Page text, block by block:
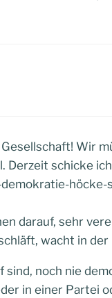
Wir
Derzeit schicke
darauf, sehr
wacht in der
sind, noch nie
in einer Partei